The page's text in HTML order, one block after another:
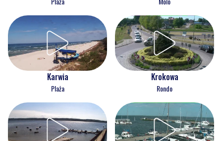
Karwia
Plaża
Krokowa
Rondo